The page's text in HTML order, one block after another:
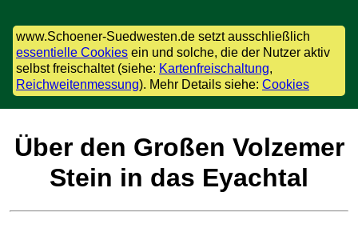
www.Schoener-Suedwesten.de setzt ausschließlich
essentielle Cookies ein und solche, die der Nutzer aktiv
selbst freischaltet (siehe: Kartenfreischaltung,
Reichweitenmessung). Mehr Details siehe: Cookies
Über den Großen Volzemer
Stein in das Eyachtal